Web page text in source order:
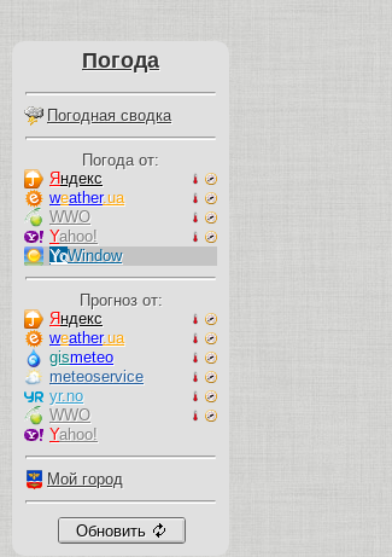
Погода
Погодная сводка
Погода от:
Яндекс
weather.ua
WWO
Yahoo!
YoWindow
Прогноз от:
Яндекс
weather.ua
gismeteo
meteoservice
yr.no
WWO
Yahoo!
Мой город
Обновить